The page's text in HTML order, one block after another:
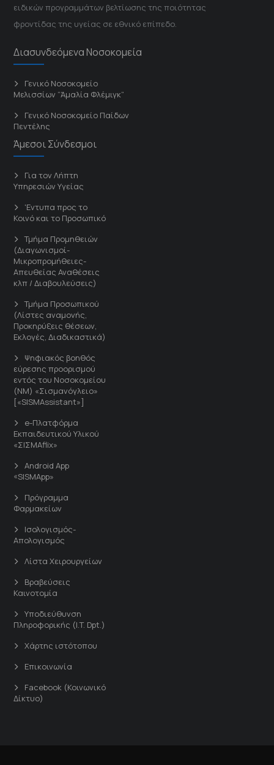
ειδικών προγραμμάτων βελτίωσης της ποιότητας
φροντίδας της υγείας σε εθνικό επίπεδο.
Διασυνδεόμενα Νοσοκομεία
Γενικό Νοσοκομείο
Μελισσίων “Άμαλία Φλέμιγκ”
Γενικό Νοσοκομείο Παίδων
Πεντέλης
Άμεσοι Σύνδεσμοι
Για τον Λήπτη
Υπηρεσιών Υγείας
'Εντυπα προς το
Κοινό και το Προσωπικό
Τμήμα Προμηθειών
(Διαγωνισμοί-
Μικροπρομήθειες-
Απευθείας Αναθέσεις
κλπ / Διαβουλεύσεις)
Τμήμα Προσωπικού
(Λίστες αναμονής,
Προκηρύξεις θέσεων,
Εκλογές, Διαδικαστικά)
Ψηφιακός βοηθός
εύρεσης προορισμού
εντός του Νοσοκομείου
(ΝΜ) «Σισμανόγλειο»
[«SISMAssistant»]
e-Πλατφόρμα
Εκπαιδευτικού Υλικού
«ΣΙΣΜΑflix»
Android App
«SISMApp»
Πρόγραμμα
Φαρμακείων
Ισολογισμός-
Απολογισμός
Λίστα Χειρουργείων
Βραβεύσεις
Καινοτομία
Υποδιεύθυνση
Πληροφορικής (I.T. Dpt.)
Χάρτης ιστότοπου
Επικοινωνία
Facebook (Κοινωνικό
Δίκτυο)